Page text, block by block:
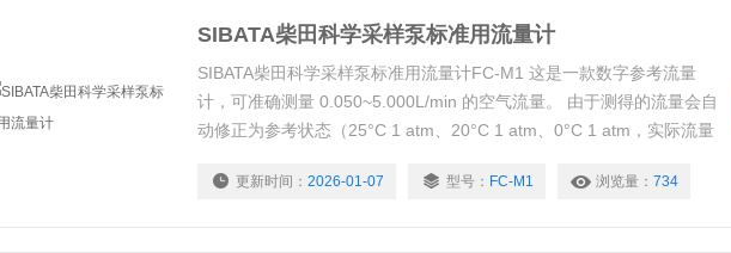
SIBATA柴田科学采样泵标准用流量计
SIBATA柴田科学采样泵标准用流量计FC-M1 这是一款数字参考流量
计，可准确测量 0.050~5.000L/min 的空气流量。 由于测得的流量会自
动修正为参考状态（25°C 1 atm、20°C 1 atm、0°C 1 atm，实际流量
更新时间： 2026-01-07 型号： FC-M1 浏览量： 734